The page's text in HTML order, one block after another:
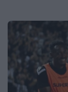
εύχεται δημόσια
SHOWBIZ
Τσαβαλιά: Κι
διακοπές από